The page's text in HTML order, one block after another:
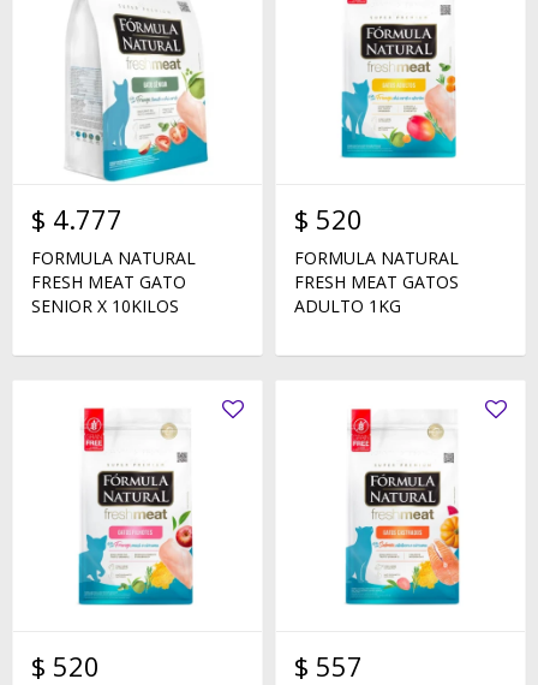
$ 4.777
FORMULA NATURAL
FRESH MEAT GATO
SENIOR X 10KILOS
$ 520
FORMULA NATURAL
FRESH MEAT GATOS
ADULTO 1KG
$ 520 $ 557